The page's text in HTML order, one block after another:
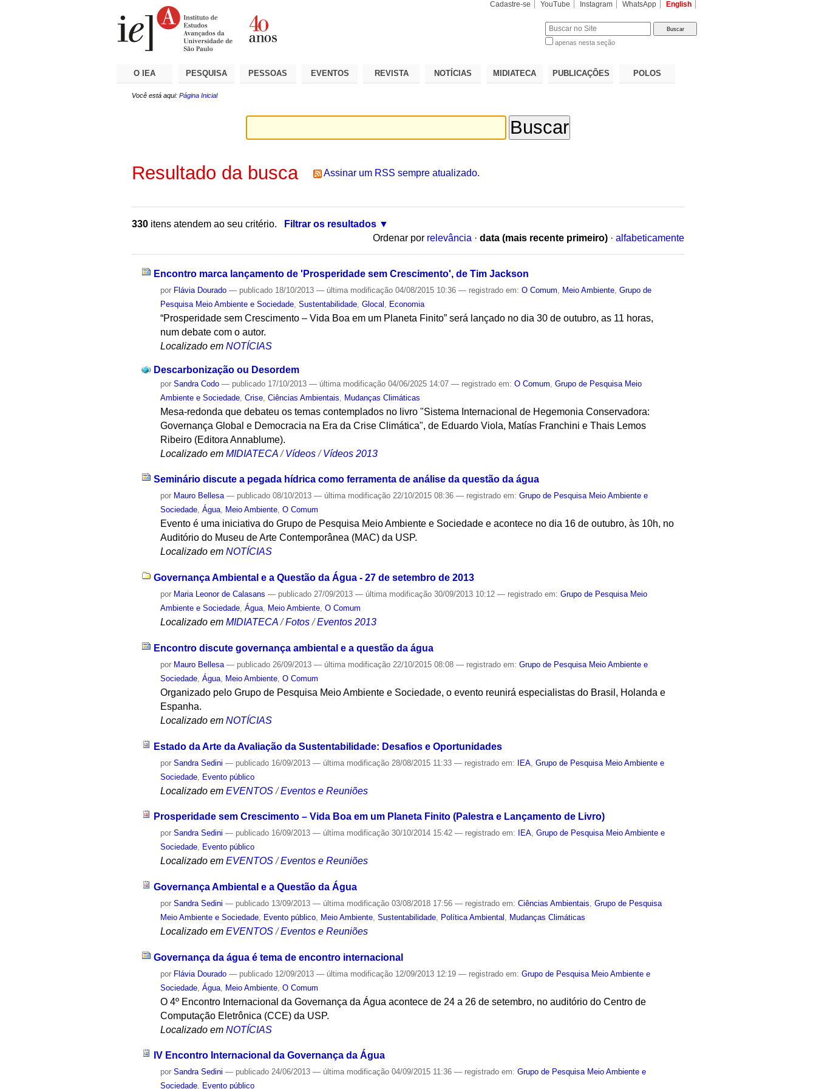
Cadastre-se YouTube Instagram WhatsApp English
apenas nesta seção
O IEA PESQUISA PESSOAS EVENTOS REVISTA NOTÍCIAS MIDIATECA PUBLICAÇÕES POLOS
Você está aqui: Página Inicial
Resultado da busca Assinar um RSS sempre atualizado.
330 itens atendem ao seu critério.
Filtrar os resultados
Ordenar por relevância · data (mais recente primeiro) · alfabeticamente
Encontro marca lançamento de 'Prosperidade sem Crescimento', de Tim Jackson
por Flávia Dourado — publicado 18/10/2013— última modificação 04/08/2015 10:36— registrado em:O Comum Meio Ambiente ,Grupo de
Pesquisa Meio Ambiente e Sociedade ,Sustentabilidade ,Glocal Economia
“Prosperidade sem Crescimento – Vida Boa em um Planeta Finito” será lançado no dia 30 de outubro, as 11 horas,
num debate com o autor.
Localizado em NOTÍCIAS
Descarbonização ou Desordem
porSandra Codo — publicado 17/10/2013— última modificação 04/06/2025 14:07— registrado em:O Comum ,Grupo de Pesquisa Meio
Ambiente e Sociedade ,Crise ,Ciências Ambientais Mudanças Climáticas
Mesa-redonda que debateu os temas contemplados no livro "Sistema Internacional de Hegemonia Conservadora:
Governança Global e Democracia na Era da Crise Climática", de Eduardo Viola, Matías Franchini e Thais Lemos
Ribeiro (Editora Annablume).
Localizado em MIDIATECA /Vídeos /Vídeos 2013
Seminário discute a pegada hídrica como ferramenta de análise da questão da água
por Mauro Bellesa — publicado 08/10/2013— última modificação 22/10/2015 08:36— registrado em:Grupo de Pesquisa Meio Ambiente e
Sociedade,Água, Meio Ambiente,O Comum
Evento é uma iniciativa do Grupo de Pesquisa Meio Ambiente e Sociedade e acontece no dia 16 de outubro, às 10h, no
Auditório do Museu de Arte Contemporânea (MAC) da USP.
Localizado em NOTÍCIAS
Governança Ambiental e a Questão da Água - 27 de setembro de 2013
por Maria Leonor de Calasans — publicado 27/09/2013— última modificação 30/09/2013 10:12— registrado em:Grupo de Pesquisa Meio
Ambiente e Sociedade,Água, Meio Ambiente,O Comum
Localizado em MIDIATECA /Fotos /Eventos 2013
Encontro discute governança ambiental e a questão da água
por Mauro Bellesa — publicado 26/09/2013— última modificação 22/10/2015 08:08— registrado em:Grupo de Pesquisa Meio Ambiente e
Sociedade ,Água Meio Ambiente ,O Comum
Organizado pelo Grupo de Pesquisa Meio Ambiente e Sociedade, o evento reunirá especialistas do Brasil, Holanda e
Espanha.
Localizado em NOTÍCIAS
Estado da Arte da Avaliação da Sustentabilidade: Desafios e Oportunidades
porSandra Sedini — publicado 16/09/2013— última modificação 28/08/2015 11:33— registrado em: IEA ,Grupo de Pesquisa Meio Ambiente e
Sociedade Evento público
Localizado em EVENTOS /Eventos e Reuniões
Prosperidade sem Crescimento – Vida Boa em um Planeta Finito (Palestra e Lançamento de Livro)
porSandra Sedini — publicado 16/09/2013— última modificação 30/10/2014 15:42— registrado em: IEA,Grupo de Pesquisa Meio Ambiente e
Sociedade, Evento público
Localizado em EVENTOS /Eventos e Reuniões
Governança Ambiental e a Questão da Água
porSandra Sedini — publicado 13/09/2013— última modificação 03/08/2018 17:56— registrado em:Ciências Ambientais ,Grupo de Pesquisa
Meio Ambiente e Sociedade
Evento público Meio Ambiente ,Sustentabilidade Política Ambiental Mudanças Climáticas
Localizado em EVENTOS /Eventos e Reuniões
Governança da água é tema de encontro internacional
por Flávia Dourado — publicado 12/09/2013— última modificação 12/09/2013 12:19— registrado em:Grupo de Pesquisa Meio Ambiente e
Sociedade ,Água Meio Ambiente ,O Comum
O 4º Encontro Internacional da Governança da Água acontece de 24 a 26 de setembro, no auditório do Centro de
Computação Eletrônica (CCE) da USP.
Localizado em NOTÍCIAS
IV Encontro Internacional da Governança da Água
porSandra Sedini — publicado 24/06/2013— última modificação 04/09/2015 11:36— registrado em:Grupo de Pesquisa Meio Ambiente e
Sociedade, Evento público